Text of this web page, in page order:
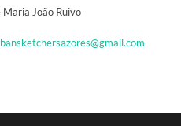
Maria João Ruivo